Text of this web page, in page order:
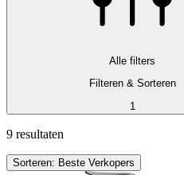
Alle filters
Filteren & Sorteren
1
9 resultaten
Sorteren: Beste Verkopers